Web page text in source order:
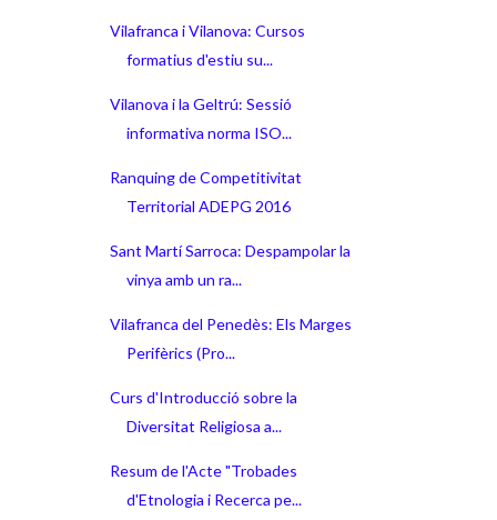
Vilafranca i Vilanova: Cursos
formatius d'estiu su...
Vilanova i la Geltrú: Sessió
informativa norma ISO...
Ranquing de Competitivitat
Territorial ADEPG 2016
Sant Martí Sarroca: Despampolar la
vinya amb un ra...
Vilafranca del Penedès: Els Marges
Perifèrics (Pro...
Curs d'Introducció sobre la
Diversitat Religiosa a...
Resum de l'Acte "Trobades
d'Etnologia i Recerca pe...